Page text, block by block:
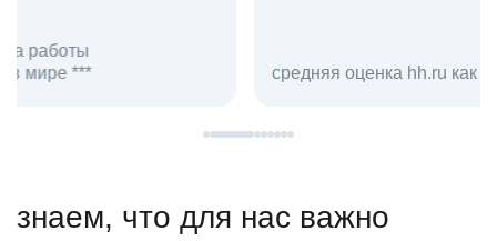
средняя оценка hh.ru как работодателя **
в hh.ru
знаем, что для нас важно